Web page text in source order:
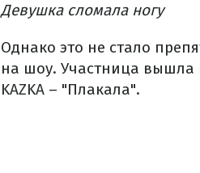
Девушка сломала ногу
Однако это не стало
на шоу. Участница вышла
KAZKA – "Плакала".